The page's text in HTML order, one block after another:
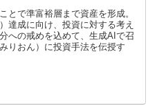
とで準富裕層まで資産を形成。
達成に向け、投資に対する考え
への戒めを込めて、生成AIで召
りおん）に投資手法を伝授す